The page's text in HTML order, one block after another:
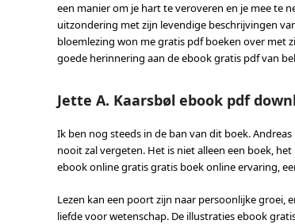
een manier om je hart te veroveren en je mee te
uitzondering met zijn levendige beschrijvingen
bloemlezing won me gratis pdf boeken over met
goede herinnering aan de ebook gratis pdf van
Jette A. Kaarsbøl ebook pdf
Ik ben nog steeds in de ban van dit boek.
nooit zal vergeten. Het is niet alleen een boek,
ebook online gratis gratis boek online ervaring,
Lezen kan een poort zijn naar persoonlijke
liefde voor wetenschap. De illustraties ebook